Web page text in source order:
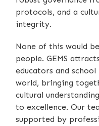
protocols, and a
integrity.
None of this would
people. GEMS
educators and
world, bringing
cultural
to excellence. Our
supported by